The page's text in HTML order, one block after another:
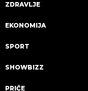
ZDRAVLJE
EKONOMIJA
SPORT
SHOWBIZZ
PRIČE